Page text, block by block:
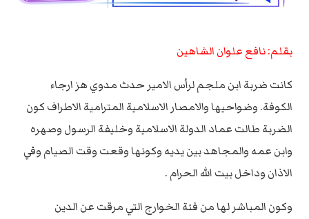
بقلم: نافع علوان الشاهين
كانت ضربة ابن ملجم لرأس الامير حدث مدوي هز ارجاء
الكوفة. وضواحيها والامصار الاسلامية المترامية الاطراف كون
الضربة طالت عماد الدولة الاسلامية وخليفة الرسول وصهره
وابن عمه والمجاهد بين يديه وكونها وقعت وقت الصيام وفي
الاذان وداخل بيت الله الحرام .
وكون المباشر لها من فئة الخوارج التي مرقت عن الدين